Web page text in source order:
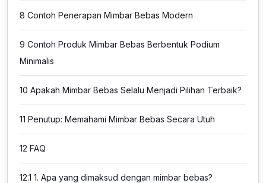
8 Contoh Penerapan Mimbar Bebas Modern
9 Contoh Produk Mimbar Bebas Berbentuk Podium
Minimalis
10 Apakah Mimbar Bebas Selalu Menjadi Pilihan Terbaik?
11 Penutup: Memahami Mimbar Bebas Secara Utuh
12 FAQ
12.1 1. Apa yang dimaksud dengan mimbar bebas?